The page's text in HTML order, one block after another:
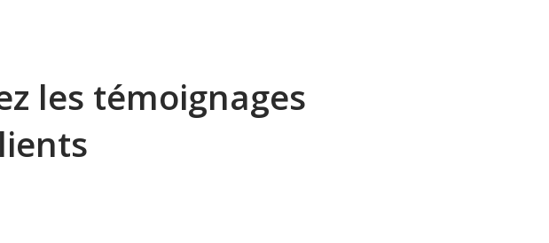
les témoignages